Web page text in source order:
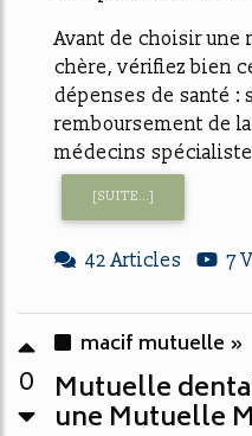
Avant de choisir une
chère, vérifiez bien
dépenses de santé :
remboursement de
médecins
[SUITE...]
42 Articles 7
0
macif mutuelle »
Mutuelle
une Mutuelle